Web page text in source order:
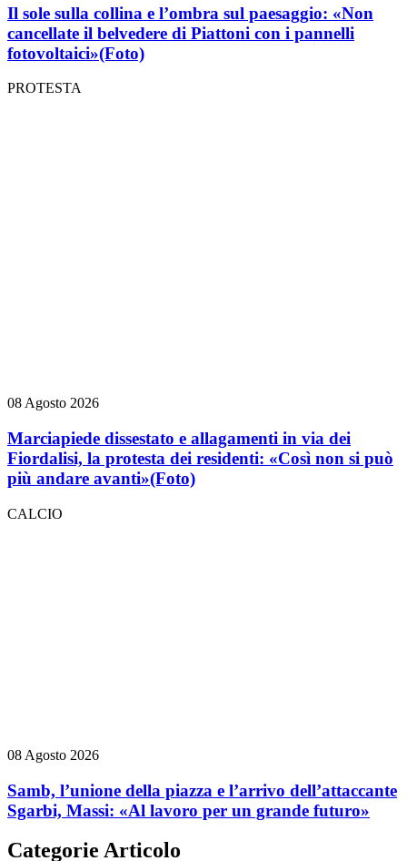
Il sole sulla collina e l’ombra sul paesaggio: «Non
cancellate il belvedere di Piattoni con i pannelli
fotovoltaici»(Foto)
PROTESTA
08 Agosto 2026
Marciapiede dissestato e allagamenti in via dei
Fiordalisi, la protesta dei residenti: «Così non si può
più andare avanti»(Foto)
CALCIO
08 Agosto 2026
Samb, l’unione della piazza e l’arrivo dell’attaccante
Sgarbi, Massi: «Al lavoro per un grande futuro»
Categorie Articolo